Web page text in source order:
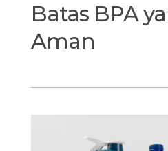
Batas BPA
Aman